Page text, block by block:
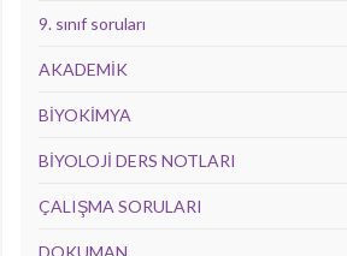
9. sınıf soruları
AKADEMİK
BİYOKİMYA
BİYOLOJİ DERS NOTLARI
ÇALIŞMA SORULARI
DOKUMAN